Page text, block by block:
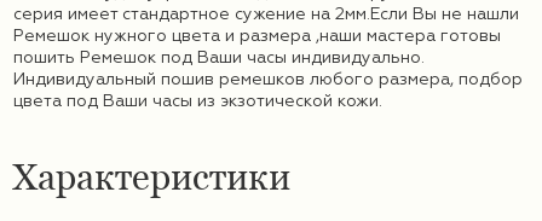
серия имеет стандартное сужение на 2мм.Eсли Вы не нашли
Ремешок нужного цвета и размера ,наши мастера готовы
пошить Ремешок под Ваши часы индивидуально.
Индивидуальный пошив ремешков любого размера, подбор
цвета под Ваши часы из экзотической кожи.
Характеристики